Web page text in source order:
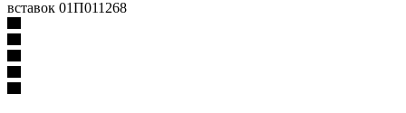
вставок 01П011268